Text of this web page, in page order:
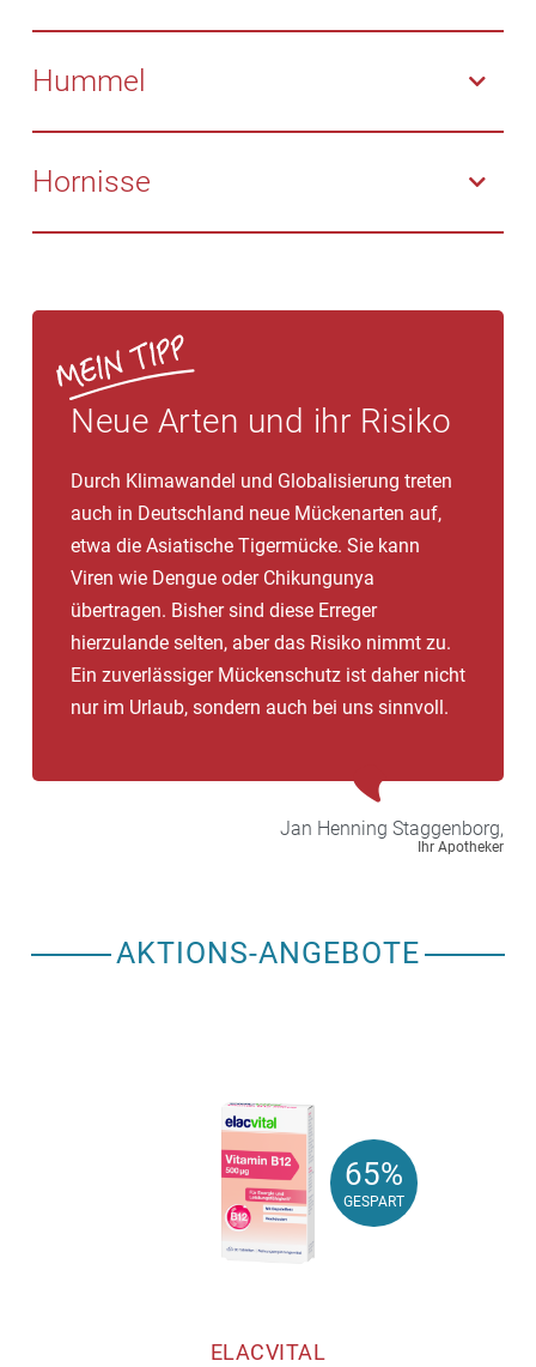
Ihr Stachel bleibt nicht an der Einstichstelle stecken:
leichter Juckreiz, relativ starke Schmerzen.
Hummel
Ihr Stachel bleibt ebenfalls nicht an der Einstichstelle
stecken: leichter Juckreiz, relativ starke sofortige
Hornisse
Auch ihr Stachel bleibt nicht an der Einstichstelle
Neue Arten und ihr Risiko
Durch Klimawandel und Globalisierung treten
auch in Deutschland neue Mückenarten auf,
etwa die Asiatische Tigermücke. Sie kann
Viren wie Dengue oder Chikungunya
übertragen. Bisher sind diese Erreger
hierzulande selten, aber das Risiko nimmt zu.
Ein zuverlässiger Mückenschutz ist daher nicht
nur im Urlaub, sondern auch bei uns sinnvoll.
Jan Henning Staggenborg,
Ihr Apotheker
AKTIONS-ANGEBOTE
65%
GESPART
65%
GESPART
ELACVITAL